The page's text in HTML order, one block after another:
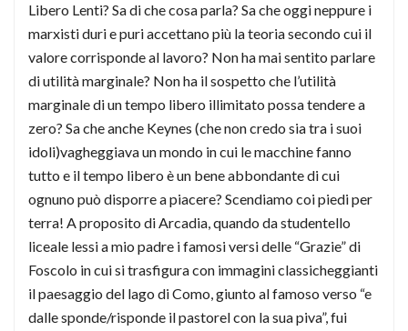
Libero Lenti? Sa di che cosa parla? Sa che oggi neppure i
marxisti duri e puri accettano più la teoria secondo cui il
valore corrisponde al lavoro? Non ha mai sentito parlare
di utilità marginale? Non ha il sospetto che l’utilità
marginale di un tempo libero illimitato possa tendere a
zero? Sa che anche Keynes (che non credo sia tra i suoi
idoli)vagheggiava un mondo in cui le macchine fanno
tutto e il tempo libero è un bene abbondante di cui
ognuno può disporre a piacere? Scendiamo coi piedi per
terra! A proposito di Arcadia, quando da studentello
liceale lessi a mio padre i famosi versi delle “Grazie” di
Foscolo in cui si trasfigura con immagini classicheggianti
il paesaggio del lago di Como, giunto al famoso verso “e
dalle sponde/risponde il pastorel con la sua piva”, fui